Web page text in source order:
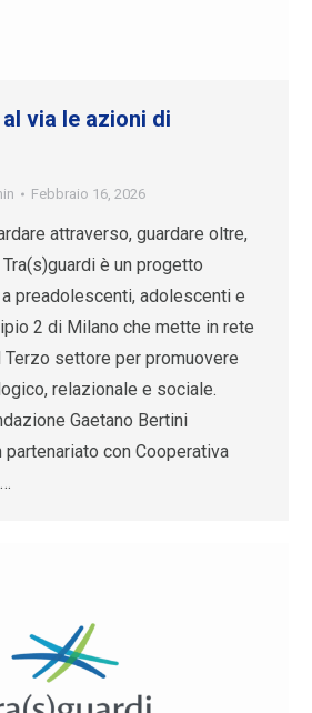
via le azioni di
Febbraio 16, 2026
attraverso, guardare oltre,
è un progetto
preadolescenti, adolescenti e
2 di Milano che mette in rete
settore per promuovere
relazionale e sociale.
Gaetano Bertini
partenariato con Cooperativa